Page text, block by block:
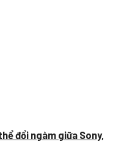
đổi ngàm giữa Sony,